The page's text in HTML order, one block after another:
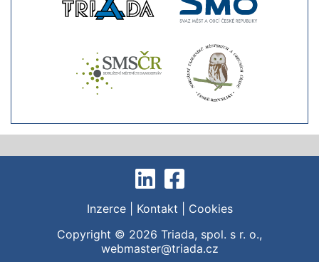
Inzerce| Kontakt
Cookies
Copyright © 2026 Triada, spol. s r. o.,
webmaster@triada.cz